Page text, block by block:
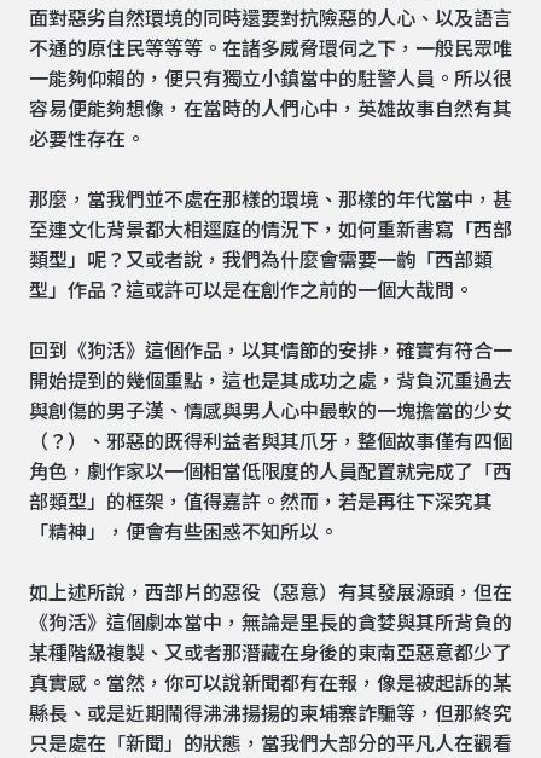
面對惡劣自然環境的同時還要對抗險惡的人心、以及語言
不通的原住民等等等。在諸多威脅環伺之下，一般民眾唯
一能夠仰賴的，便只有獨立小鎮當中的駐警人員。所以很
容易便能夠想像，在當時的人們心中，英雄故事自然有其
必要性存在。
那麼，當我們並不處在那樣的環境、那樣的年代當中，甚
至連文化背景都大相逕庭的情況下，如何重新書寫「西部
類型」呢？又或者說，我們為什麼會需要一齣「西部類
型」作品？這或許可以是在創作之前的一個大哉問。
回到《狗活》這個作品，以其情節的安排，確實有符合一
開始提到的幾個重點，這也是其成功之處，背負沉重過去
與創傷的男子漢、情感與男人心中最軟的一塊擔當的少女
（？）、邪惡的既得利益者與其爪牙，整個故事僅有四個
角色，劇作家以一個相當低限度的人員配置就完成了「西
部類型」的框架，值得嘉許。然而，若是再往下深究其
「精神」，便會有些困惑不知所以。
如上述所說，西部片的惡役（惡意）有其發展源頭，但在
《狗活》這個劇本當中，無論是里長的貪婪與其所背負的
某種階級複製、又或者那潛藏在身後的東南亞惡意都少了
真實感。當然，你可以說新聞都有在報，像是被起訴的某
縣長、或是近期鬧得沸沸揚揚的柬埔寨詐騙等，但那終究
只是處在「新聞」的狀態，當我們大部分的平凡人在觀看